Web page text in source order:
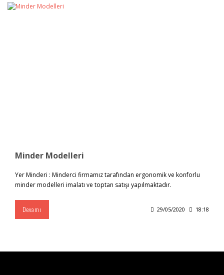
Minder Modelleri
Yer Minderi : Minderci firmamız tarafından ergonomik ve konforlu
minder modelleri imalatı ve toptan satışı yapılmaktadır.
Devamı 29/05/2020 18:18